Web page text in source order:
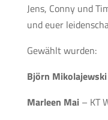
Jens, Conny und
und euer
Gewählt wurden:
Björn Mikolajewski
Marleen Mai – KT